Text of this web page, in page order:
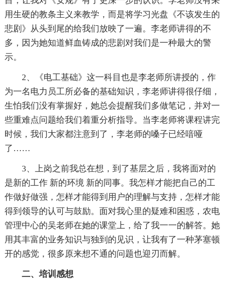
用生硬的教条主义来教学，而是将学习光盘《不该发生的
悲剧》从头到尾的给我们放映了一遍。李老师讲得的不
多，因为她知道鲜血铸成的悲剧对我们是一种最大的警
示。
2、《电工基础》这一科目也是李老师所讲授的，作
为一名电力员工所必备的基础知识，李老师讲得很仔细，
生怕我们没有掌握好，她总会提醒我们多做笔记，并对一
些重难点问题给我们着重分析指导。当李老师将课程讲完
时候，我们大家都注意到了，李老师的嗓子已经喑哑
了……
3、上岗之前我总在想，到了基层之后，我将面对的
是新的工作 新的环境 新的同事。我怎样才能把自己的工
作做好做强，怎样才能得到用户的理解与支持，怎样才能
得到领导的认可与鼓励。面对我心里的疑难和困惑，农电
管理中心的吴老师在她的课堂上，给了我一一的解答。她
用其丰富的业务知识与独到的见识，让我有了一种茅塞顿
开的感觉，很多原来想不通的问题也迎刃而解。
二、培训感想